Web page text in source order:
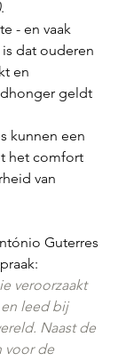
.
- en vaak
dat ouderen
en
geldt
kunnen een
het comfort
van
ónio Guterres
veroorzaakt
leed bij
Naast de
voor de